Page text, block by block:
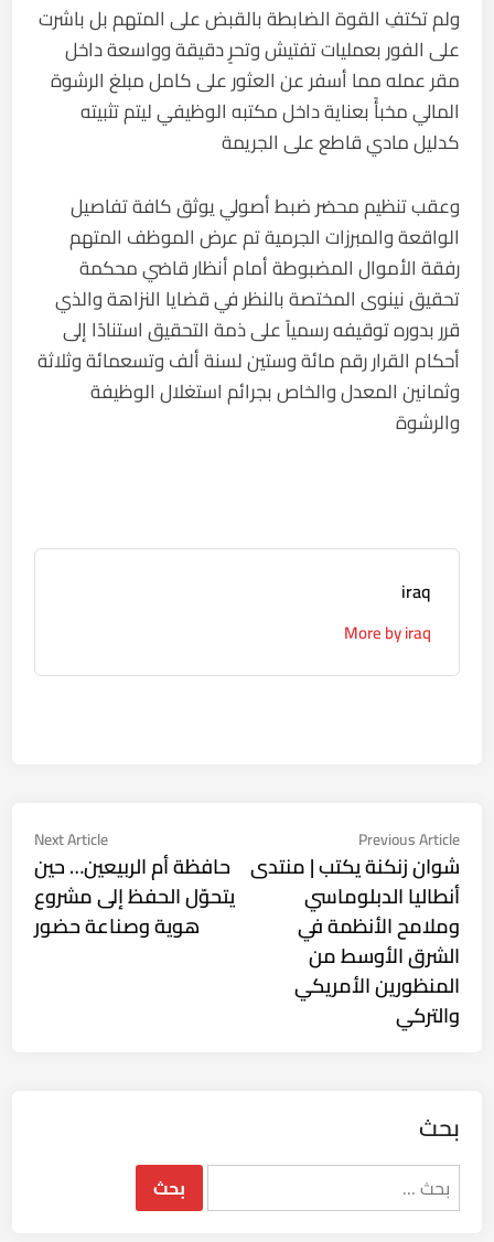
ولم تكتفِ القوة الضابطة بالقبض على المتهم بل باشرت
على الفور بعمليات تفتيش وتحرٍ دقيقة وواسعة داخل
مقر عمله مما أسفر عن العثور على كامل مبلغ الرشوة
المالي مخبأً بعناية داخل مكتبه الوظيفي ليتم تثبيته
كدليل مادي قاطع على الجريمة
وعقب تنظيم محضر ضبط أصولي يوثق كافة تفاصيل
الواقعة والمبرزات الجرمية تم عرض الموظف المتهم
رفقة الأموال المضبوطة أمام أنظار قاضي محكمة
تحقيق نينوى المختصة بالنظر في قضايا النزاهة والذي
قرر بدوره توقيفه رسمياً على ذمة التحقيق استنادًا إلى
أحكام القرار رقم مائة وستين لسنة ألف وتسعمائة وثلاثة
وثمانين المعدل والخاص بجرائم استغلال الوظيفة
والرشوة
iraq
More by iraq
تصفّح
المقالات
Previous Article
article:
شوان زنكنة يكتب | منتدى
أنطاليا الدبلوماسي
وملامح الأنظمة في
الشرق الأوسط من
المنظورين الأمريكي
والتركي
Next Article
Next
حافظة أم الربيعين… حين
يتحوّل الحفظ إلى مشروع
هوية وصناعة حضور
بحث
البحث
عن: